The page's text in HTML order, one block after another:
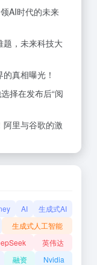
AI时代的未来
，未来科技大
真相曝光！
择在发布后“阅
阿里与谷歌的激
AI
生成式AI
生成式人工智能
英伟达
融资
Nvidia